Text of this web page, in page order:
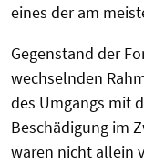
eines der am
Gegenstand der
wechselnden
des Umgangs mit
Beschädigung im
waren nicht allein